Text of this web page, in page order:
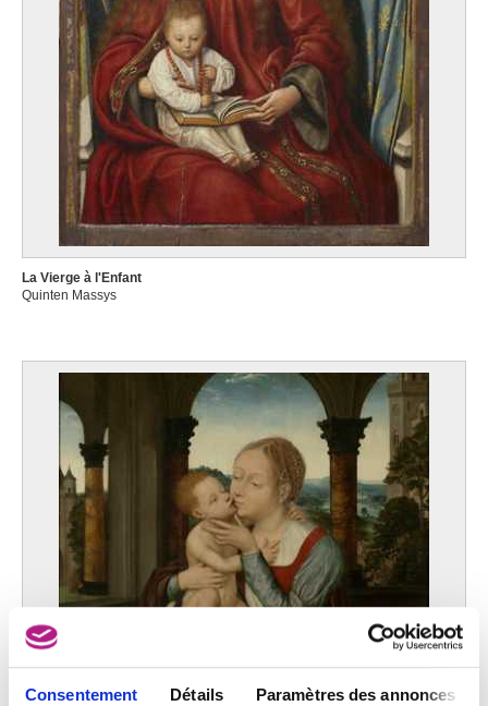
Consentement Détails Paramètres des annonces
La Vierge à l'Enfant
Quinten Massys